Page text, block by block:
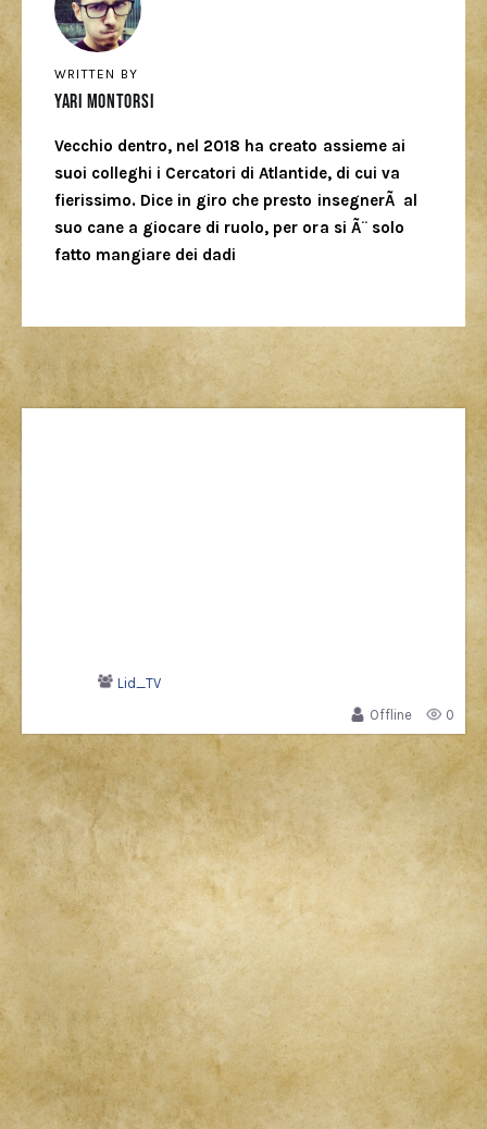
WRITTEN BY
Yari Montorsi
Vecchio dentro, nel 2018 ha creato assieme ai
suoi colleghi i Cercatori di Atlantide, di cui va
fierissimo. Dice in giro che presto insegnerÃ al
suo cane a giocare di ruolo, per ora si Ã¨ solo
fatto mangiare dei dadi
Lid_TV
Offline
0